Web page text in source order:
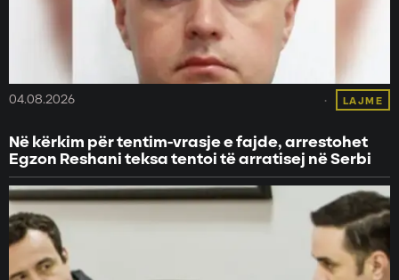
04.08.2026 LAJME
Në kërkim për tentim-vrasje e fajde, arrestohet
Egzon Reshani teksa tentoi të arratisej në Serbi